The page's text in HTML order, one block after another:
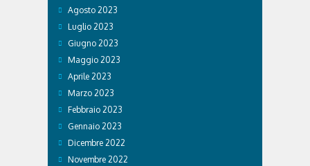
Agosto 2023
Luglio 2023
Giugno 2023
Maggio 2023
Aprile 2023
Marzo 2023
Febbraio 2023
Gennaio 2023
Dicembre 2022
Novembre 2022